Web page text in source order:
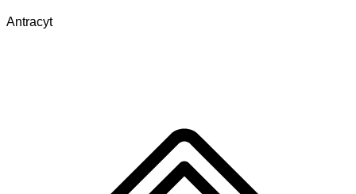
Antracyt